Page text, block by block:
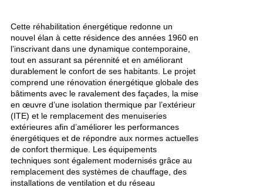
Cette réhabilitation énergétique redonne un
nouvel élan à cette résidence des années 1960 en
l’inscrivant dans une dynamique contemporaine,
tout en assurant sa pérennité et en améliorant
durablement le confort de ses habitants. Le projet
comprend une rénovation énergétique globale des
bâtiments avec le ravalement des façades, la mise
en œuvre d’une isolation thermique par l’extérieur
(ITE) et le remplacement des menuiseries
extérieures afin d’améliorer les performances
énergétiques et de répondre aux normes actuelles
de confort thermique. Les équipements
techniques sont également modernisés grâce au
remplacement des systèmes de chauffage, des
installations de ventilation et du réseau